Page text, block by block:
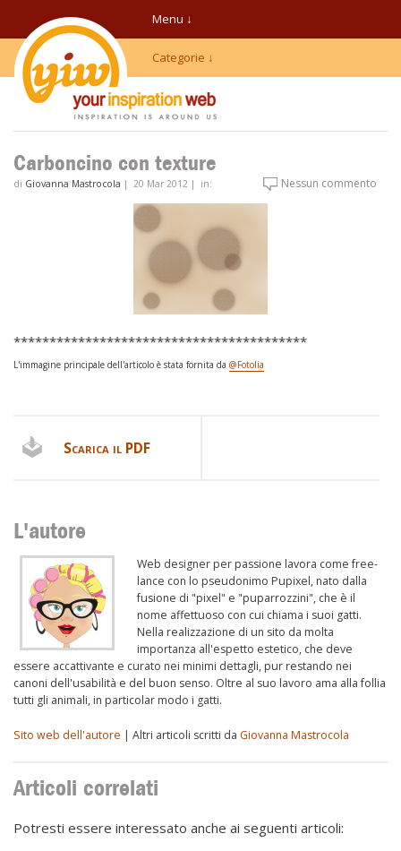
Menu ↓
Categorie ↓
Carboncino con texture
di Giovanna Mastrocola | 20 Mar 2012 | in: Nessun commento
*****************************************
L'immagine principale dell'articolo è stata fornita da @Fotolia
Scarica il PDF
L'autore
Web designer per passione lavora come free-
lance con lo pseudonimo Pupixel, nato dalla
fusione di "pixel" e "puparrozzini", che è il
nome affettuoso con cui chiama i suoi gatti.
Nella realizzazione di un sito da molta
importanza all'espetto estetico, che deve
essere accattivante e curato nei minimi dettagli, pur restando nei
canoni dell'usabilità e del buon senso. Oltre al suo lavoro ama alla follia
tutti gli animali, in particolar modo i gatti.
Sito web dell'autore | Altri articoli scritti da Giovanna Mastrocola
Articoli correlati
Potresti essere interessato anche ai seguenti articoli: